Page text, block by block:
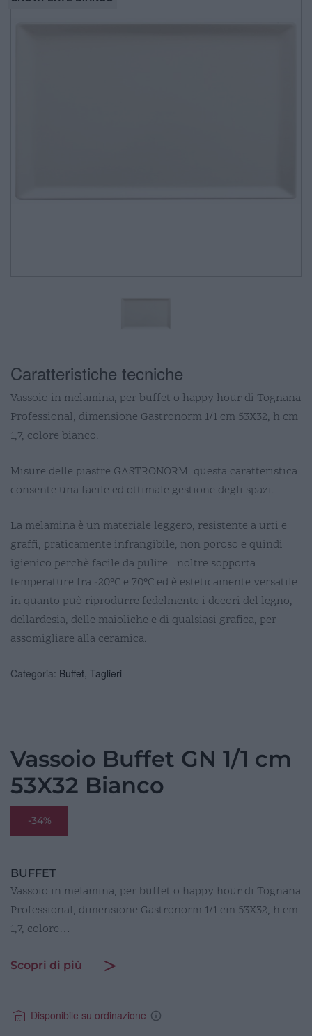
Caratteristiche tecniche
Vassoio in melamina, per buffet o happy hour di Tognana
Professional, dimensione Gastronorm 1/1 cm 53X32, h cm
1,7, colore bianco.
Misure delle piastre GASTRONORM: questa caratteristica
consente una facile ed ottimale gestione degli spazi.
La melamina è un materiale leggero, resistente a urti e
graffi, praticamente infrangibile, non poroso e quindi
igienico perchè facile da pulire. Inoltre sopporta
temperature fra -20°C e 70°C ed è esteticamente versatile
in quanto può riprodurre fedelmente i decori del legno,
dellardesia, delle maioliche e di qualsiasi grafica, per
assomigliare alla ceramica.
Categoria: Buffet Taglieri
Vassoio Buffet GN 1/1 cm
53X32 Bianco
-34%
BUFFET
Vassoio in melamina, per buffet o happy hour di Tognana
Professional, dimensione Gastronorm 1/1 cm 53X32, h cm
1,7, colore…
Scopri di più
Disponibile su ordinazione